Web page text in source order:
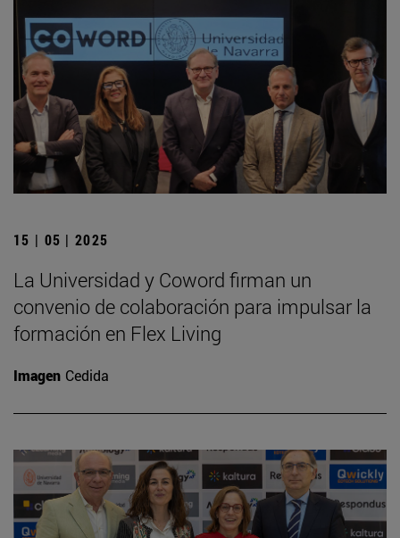
15 | 05 | 2025
La Universidad y Coword firman un
convenio de colaboración para impulsar la
formación en Flex Living
Imagen Cedida